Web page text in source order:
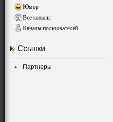
Юмор
Все каналы
Каналы пользователей
Ссылки
Партнеры